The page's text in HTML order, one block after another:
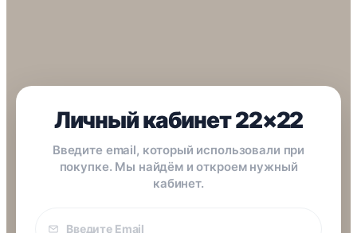
Личный кабинет 22×22
Введите email, который использовали при
покупке. Мы найдём и откроем нужный
кабинет.